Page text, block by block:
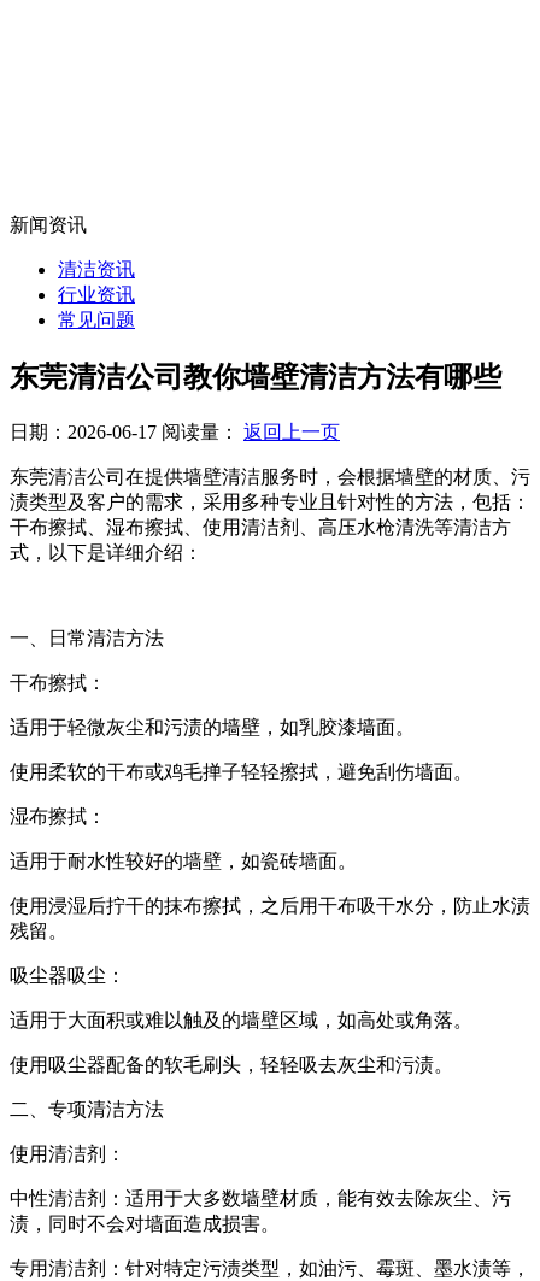
新闻资讯
清洁资讯
行业资讯
常见问题
东莞清洁公司教你墙壁清洁方法有哪些
日期：2026-06-17 阅读量： 返回上一页
东莞清洁公司在提供墙壁清洁服务时，会根据墙壁的材质、污
渍类型及客户的需求，采用多种专业且针对性的方法，包括：
干布擦拭、湿布擦拭、使用清洁剂、高压水枪清洗等清洁方
式，以下是详细介绍：
一、日常清洁方法
干布擦拭：
适用于轻微灰尘和污渍的墙壁，如乳胶漆墙面。
使用柔软的干布或鸡毛掸子轻轻擦拭，避免刮伤墙面。
湿布擦拭：
适用于耐水性较好的墙壁，如瓷砖墙面。
使用浸湿后拧干的抹布擦拭，之后用干布吸干水分，防止水渍
残留。
吸尘器吸尘：
适用于大面积或难以触及的墙壁区域，如高处或角落。
使用吸尘器配备的软毛刷头，轻轻吸去灰尘和污渍。
二、专项清洁方法
使用清洁剂：
中性清洁剂：适用于大多数墙壁材质，能有效去除灰尘、污
渍，同时不会对墙面造成损害。
专用清洁剂：针对特定污渍类型，如油污、霉斑、墨水渍等，